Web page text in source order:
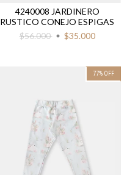
4240008 JARDINERO
RUSTICO CONEJO ESPIGAS
$56.000
$35.000
77% OFF